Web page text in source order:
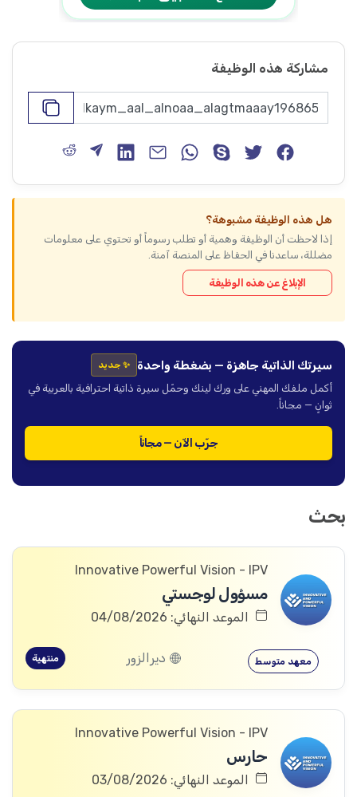
مشاركة هذه الوظيفة
هل هذه الوظيفة مشبوهة؟
إذا لاحظت أن الوظيفة وهمية أو تطلب رسوماً أو تحتوي على معلومات
مضللة، ساعدنا في الحفاظ على المنصة آمنة.
الإبلاغ عن هذه الوظيفة
سيرتك الذاتية جاهزة — بضغطة واحدة ✨ جديد
أكمل ملفك المهني على ورك لينك وحمّل سيرة ذاتية احترافية بالعربية في
ثوانٍ — مجاناً.
جرّب الآن — مجاناً
بحث
Innovative Powerful Vision - IPV
مسؤول لوجستي
الموعد النهائي: 04/08/2026
معهد متوسط ديرالزور منتهية
Innovative Powerful Vision - IPV
حارس
الموعد النهائي: 03/08/2026